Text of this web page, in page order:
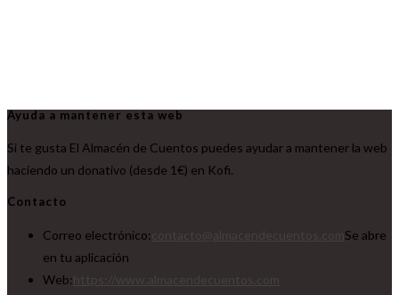
Ayuda a mantener esta web
Si te gusta El Almacén de Cuentos puedes ayudar a mantener la web
haciendo un donativo (desde 1€) en Kofi.
Contacto
Correo electrónico:
Se abre
en tu aplicación
Web: